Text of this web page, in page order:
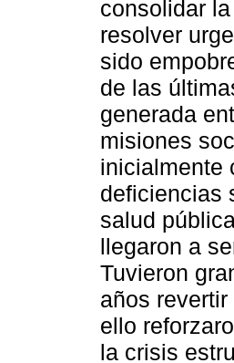
consolidar
resolver
sido
de las
generada
misiones
inicialmente
deficiencias
salud
llegaron a
Tuvieron
años
ello
la crisis